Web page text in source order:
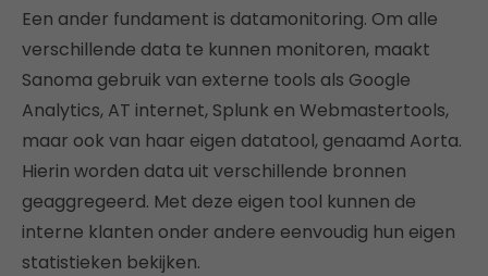
Een ander fundament is datamonitoring. Om alle
verschillende data te kunnen monitoren, maakt
Sanoma gebruik van externe tools als Google
Analytics, AT internet, Splunk en Webmastertools,
maar ook van haar eigen datatool, genaamd Aorta.
Hierin worden data uit verschillende bronnen
geaggregeerd. Met deze eigen tool kunnen de
interne klanten onder andere eenvoudig hun eigen
statistieken bekijken.